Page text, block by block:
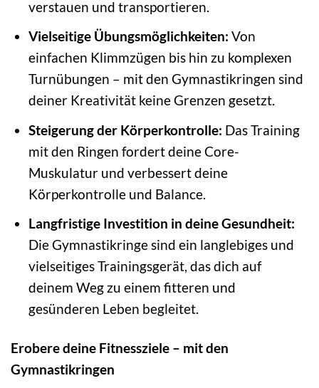
verstauen und transportieren.
Vielseitige Übungsmöglichkeiten: Von
einfachen Klimmzügen bis hin zu komplexen
Turnübungen – mit den Gymnastikringen sind
deiner Kreativität keine Grenzen gesetzt.
Steigerung der Körperkontrolle: Das Training
mit den Ringen fordert deine Core-
Muskulatur und verbessert deine
Körperkontrolle und Balance.
Langfristige Investition in deine Gesundheit:
Die Gymnastikringe sind ein langlebiges und
vielseitiges Trainingsgerät, das dich auf
deinem Weg zu einem fitteren und
gesünderen Leben begleitet.
Erobere deine Fitnessziele – mit den
Gymnastikringen